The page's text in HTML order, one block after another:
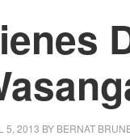
5, 2013 BY BERNAT